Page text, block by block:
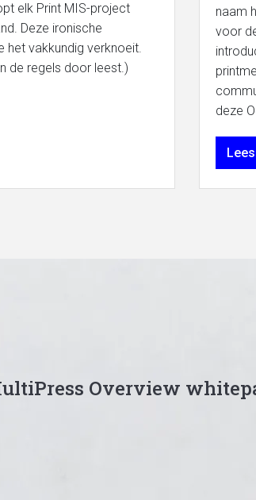
elk Print MIS-project
Deze ironische
het vakkundig verknoeit.
de regels door leest.)
naam
voor
deze
Overview